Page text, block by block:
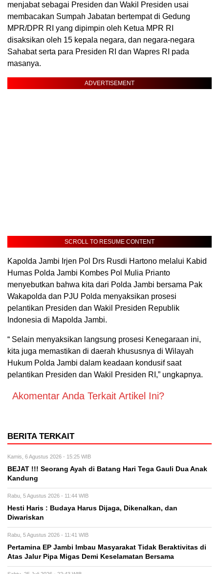
menjabat sebagai Presiden dan Wakil Presiden usai
membacakan Sumpah Jabatan bertempat di Gedung
MPR/DPR RI yang dipimpin oleh Ketua MPR RI
disaksikan oleh 15 kepala negara, dan negara-negara
Sahabat serta para Presiden RI dan Wapres RI pada
masanya.
ADVERTISEMENT
SCROLL TO RESUME CONTENT
Kapolda Jambi Irjen Pol Drs Rusdi Hartono melalui Kabid
Humas Polda Jambi Kombes Pol Mulia Prianto
menyebutkan bahwa kita dari Polda Jambi bersama Pak
Wakapolda dan PJU Polda menyaksikan prosesi
pelantikan Presiden dan Wakil Presiden Republik
Indonesia di Mapolda Jambi.
“ Selain menyaksikan langsung prosesi Kenegaraan ini,
kita juga memastikan di daerah khususnya di Wilayah
Hukum Polda Jambi dalam keadaan kondusif saat
pelantikan Presiden dan Wakil Presiden RI,” ungkapnya.
Akomentar Anda Terkait Artikel Ini?
BERITA TERKAIT
Kamis, 6 Agustus 2026 - 15:25 WIB
BEJAT !!! Seorang Ayah di Batang Hari Tega Gauli Dua Anak
Kandung
Rabu, 5 Agustus 2026 - 11:44 WIB
Hesti Haris : Budaya Harus Dijaga, Dikenalkan, dan
Diwariskan
Rabu, 5 Agustus 2026 - 11:41 WIB
Pertamina EP Jambi Imbau Masyarakat Tidak Beraktivitas di
Atas Jalur Pipa Migas Demi Keselamatan Bersama